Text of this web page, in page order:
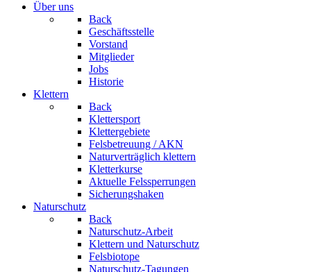
Über uns
Back
Geschäftsstelle
Vorstand
Mitglieder
Jobs
Historie
Klettern
Back
Klettersport
Klettergebiete
Felsbetreuung / AKN
Naturverträglich klettern
Kletterkurse
Aktuelle Felssperrungen
Sicherungshaken
Naturschutz
Back
Naturschutz-Arbeit
Klettern und Naturschutz
Felsbiotope
Naturschutz-Tagungen